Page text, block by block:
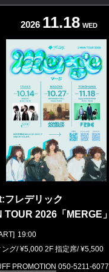
2026 11.18 WED
レデリック
2026「MERGE」
19:00
グ/ ¥5,000 2F 指定席/ ¥5,500
PROMOTION 050-5211-6077